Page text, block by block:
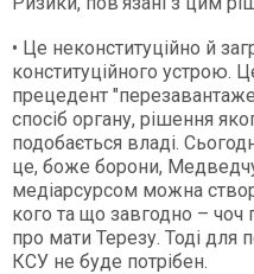
• Це неконституційно й
конституційного устрою.
прецедент
спосіб органу, рішення
подобається владі.
це, боже борони,
медіарсурсом можна
кого та що завгодно –
про мати Терезу. Тоді для
КСУ не буде потрібен.